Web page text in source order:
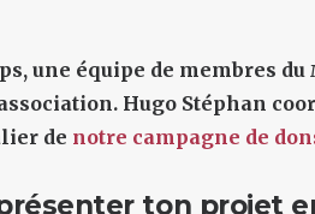
une équipe de membres du
Hugo Stéphan
de notre campagne de
ton projet